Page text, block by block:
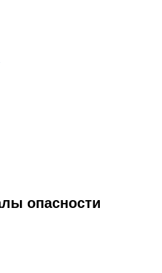
опасности